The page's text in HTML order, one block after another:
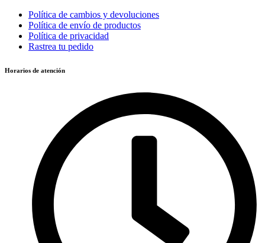
Política de cambios y devoluciones
Política de envío de productos
Política de privacidad
Rastrea tu pedido
Horarios de atención